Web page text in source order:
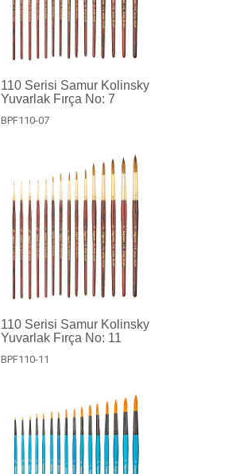
110 Serisi Samur Kolinsky
Yuvarlak Fırça No: 7
BPF110-07
110 Serisi Samur Kolinsky
Yuvarlak Fırça No: 11
BPF110-11